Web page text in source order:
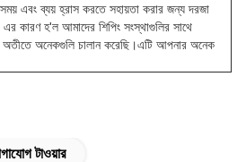
এবং ব্যয় হ্রাস করতে সহায়তা করার জন্য দরজা
কারণ হ'ল আমাদের শিপিং সংস্থাগুলির সাথে
অনেকগুলি চালান করেছি।এটি আপনার অনেক
টাওয়ার